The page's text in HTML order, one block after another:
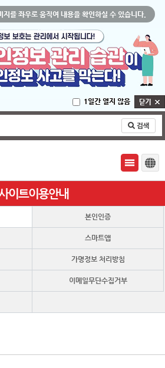
를 좌우로 움직여 내용을 확인하실 수 있습니다.
1일간 열지 않음
이트이용안내
본인인증
스마트앱
가명정보 처리방침
이메일무단수집거부